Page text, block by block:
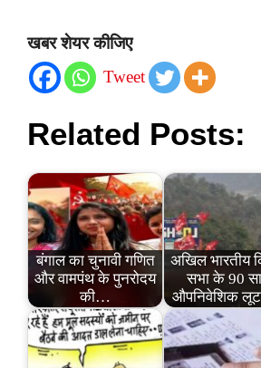
खबर शेयर कीजिए
Tweet
Related Posts:
बंगाल का चुनावी गणित
और वामपंथ के पुनरोदय
की…
अखिल भारतीय
सभा के 90
औपनिवेशिक